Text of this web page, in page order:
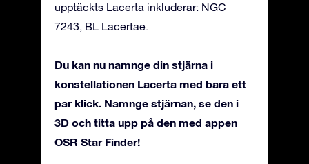
upptäckts Lacerta inkluderar: NGC
7243, BL Lacertae.
Du kan nu namnge din stjärna i
konstellationen Lacerta med bara ett
par klick. Namnge stjärnan, se den i
3D och titta upp på den med appen
OSR Star Finder!